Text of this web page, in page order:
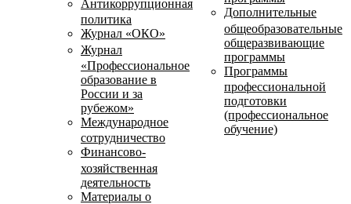
Антикоррупционная
политика
Журнал «ОКО»
Журнал
«Профессиональное
образование в
России и за
рубежом»
Международное
сотрудничество
Финансово-
хозяйственная
деятельность
Материалы о
Дополнительные
общеобразовательные
общеразвивающие
программы
Программы
профессиональной
подготовки
(профессиональное
обучение)